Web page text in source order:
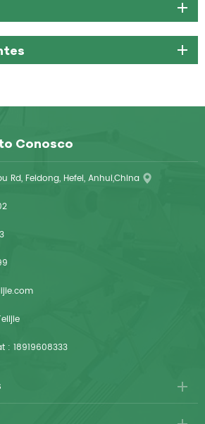
Conosco
Rd, Feidong, Hefei, Anhui,China
: 18919608333